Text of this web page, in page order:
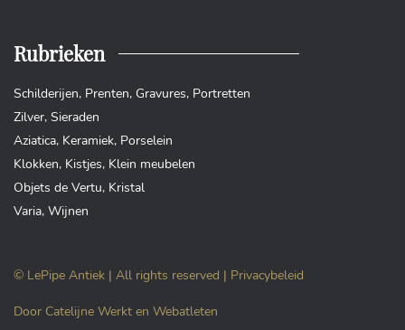
Rubrieken
Schilderijen, Prenten, Gravures, Portretten
Zilver, Sieraden
Aziatica, Keramiek, Porselein
Klokken, Kistjes, Klein meubelen
Objets de Vertu, Kristal
Varia, Wijnen
© LePipe Antiek | All rights reserved | Privacybeleid
Door Catelijne Werkt en Webatleten